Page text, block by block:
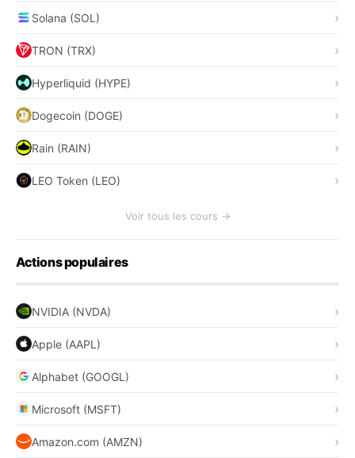
Solana (SOL)
TRON (TRX)
Hyperliquid (HYPE)
Dogecoin (DOGE)
Rain (RAIN)
LEO Token (LEO)
Voir tous les cours →
Actions populaires
NVIDIA (NVDA)
Apple (AAPL)
Alphabet (GOOGL)
Microsoft (MSFT)
Amazon.com (AMZN)